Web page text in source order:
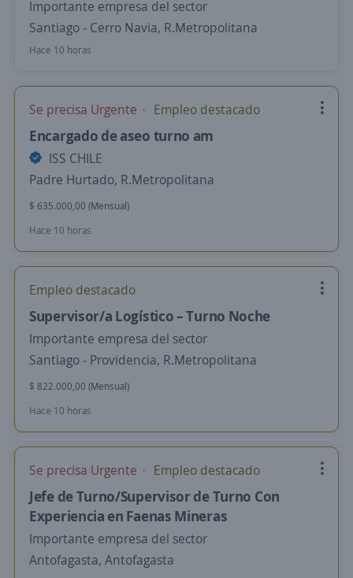
Importante empresa del sector
Santiago - Cerro Navia, R.Metropolitana
Hace 10 horas
Se precisa Urgente Empleo destacado
Encargado de aseo turno am
ISS CHILE
Padre Hurtado, R.Metropolitana
$ 635.000,00 (Mensual)
Hace 10 horas
Empleo destacado
Supervisor/a Logístico – Turno Noche
Importante empresa del sector
Santiago - Providencia, R.Metropolitana
$ 822.000,00 (Mensual)
Hace 10 horas
Se precisa Urgente Empleo destacado
Jefe de Turno/Supervisor de Turno Con
Experiencia en Faenas Mineras
Importante empresa del sector
Antofagasta, Antofagasta